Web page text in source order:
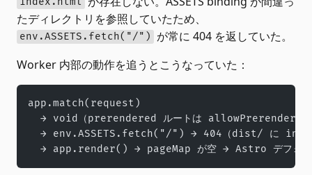
たディレクトリを参照していたため、
env.ASSETS.fetch("/")
が常に 404 を返していた。
Worker 内部の動作を追うとこうなっていた：
app.match(request)
→ void（prerendered ルートは
→ env.ASSETS.fetch("/") → 404（dist/ に
→ app.render() → pageMap が空 → Astro デフォ